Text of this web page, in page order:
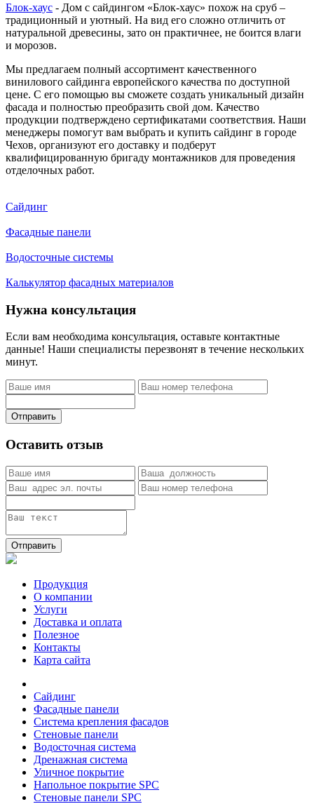
Блок-хаус - Дом с сайдингом «Блок-хаус» похож на сруб –
традиционный и уютный. На вид его сложно отличить от
натуральной древесины, зато он практичнее, не боится влаги
и морозов.
Мы предлагаем полный ассортимент качественного
винилового сайдинга европейского качества по доступной
цене. С его помощью вы сможете создать уникальный дизайн
фасада и полностью преобразить свой дом. Качество
продукции подтверждено сертификатами соответствия. Наши
менеджеры помогут вам выбрать и купить сайдинг в городе
Чехов, организуют его доставку и подберут
квалифицированную бригаду монтажников для проведения
отделочных работ.
Сайдинг
Фасадные панели
Водосточные системы
Калькулятор фасадных материалов
Нужна консультация
Если вам необходима консультация, оставьте контактные
данные! Наши специалисты перезвонят в течение нескольких
минут.
Отправить
Оставить отзыв
Отправить
Продукция
О компании
Услуги
Доставка и оплата
Полезное
Контакты
Карта сайта
Сайдинг
Фасадные панели
Система крепления фасадов
Стеновые панели
Водосточная система
Дренажная система
Уличное покрытие
Напольное покрытие SPC
Стеновые панели SPC